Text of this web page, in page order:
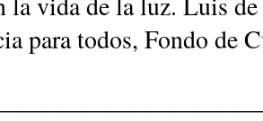
para todos, Fondo de